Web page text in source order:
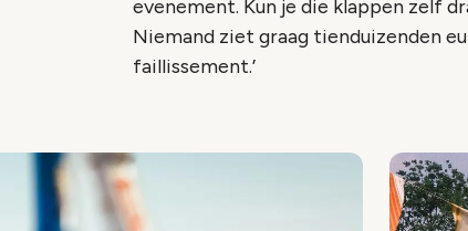
evenement. Kun je die klappen zelf
Niemand ziet graag tienduizenden
faillissement.’